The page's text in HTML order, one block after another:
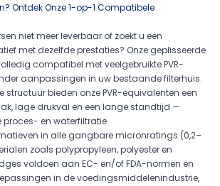
Ontdek Onze 1-op-1 Compatibele
niet meer leverbaar of zoekt u een
met dezelfde prestaties? Onze geplisseerde
compatibel met veelgebruikte PVR-
aanpassingen in uw bestaande filterhuis.
structuur bieden onze PVR-equivalenten een
lage drukval en een lange standtijd —
en waterfiltratie.
in alle gangbare micronratings (0,2–
zoals polypropyleen, polyester en
voldoen aan EC- en/of FDA-normen en
in de voedingsmiddelenindustrie,